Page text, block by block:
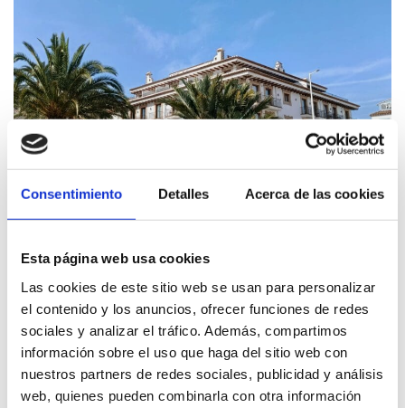
Consentimiento Detalles Acerca de las cookies
Esta página web usa cookies
Las cookies de este sitio web se usan para personalizar
el contenido y los anuncios, ofrecer funciones de redes
sociales y analizar el tráfico. Además, compartimos
información sobre el uso que haga del sitio web con
nuestros partners de redes sociales, publicidad y análisis
web, quienes pueden combinarla con otra información
Anciens chantiers navals